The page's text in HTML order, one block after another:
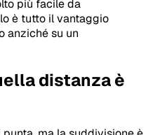
più facile da
è tutto il vantaggio
anziché su un
distanza è